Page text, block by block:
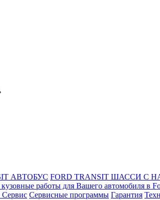
АВТОБУС FORD TRANSIT ШАССИ С
работы для Вашего автомобиля в
Сервис Сервисные программы Гарантия